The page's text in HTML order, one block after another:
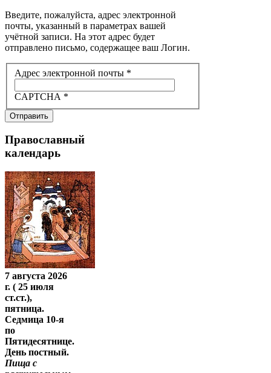
Введите, пожалуйста, адрес электронной
почты, указанный в параметрах вашей
учётной записи. На этот адрес будет
отправлено письмо, содержащее ваш Логин.
Адрес электронной почты *
CAPTCHA *
Отправить
Православный
календарь
7 августа 2026
г. ( 25 июля
ст.ст.),
пятница.
Седмица 10-я
по
Пятидесятнице.
День постный.
Пища с